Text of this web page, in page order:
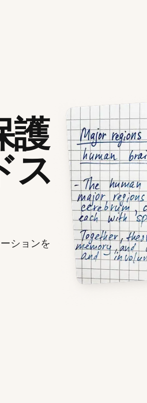
護
ス
ションを